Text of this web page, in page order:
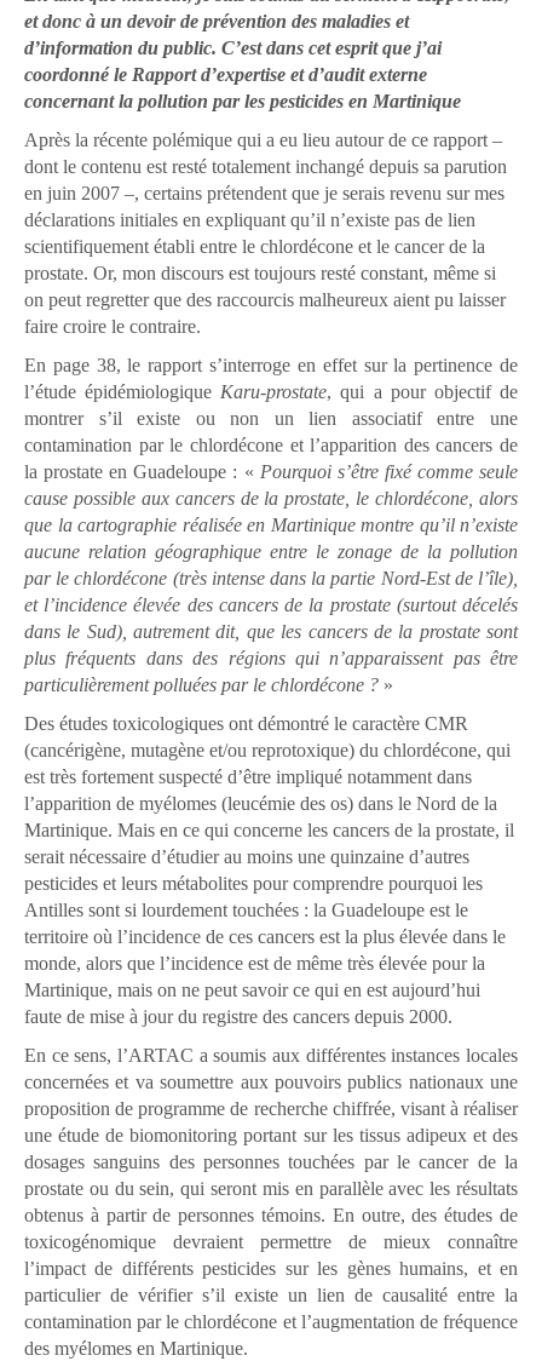
et donc à un devoir de prévention des maladies et
d’information du public. C’est dans cet esprit que j’ai
coordonné le Rapport d’expertise et d’audit externe
concernant la pollution par les pesticides en Martinique
Après la récente polémique qui a eu lieu autour de ce rapport –
dont le contenu est resté totalement inchangé depuis sa parution
en juin 2007 –, certains prétendent que je serais revenu sur mes
déclarations initiales en expliquant qu’il n’existe pas de lien
scientifiquement établi entre le chlordécone et le cancer de la
prostate. Or, mon discours est toujours resté constant, même si
on peut regretter que des raccourcis malheureux aient pu laisser
faire croire le contraire.
En page 38, le rapport s’interroge en effet sur la pertinence de
l’étude épidémiologique Karu-prostate, qui a pour objectif de
montrer s’il existe ou non un lien associatif entre une
contamination par le chlordécone et l’apparition des cancers de
la prostate en Guadeloupe : « Pourquoi s’être fixé comme seule
cause possible aux cancers de la prostate, le chlordécone, alors
que la cartographie réalisée en Martinique montre qu’il n’existe
aucune relation géographique entre le zonage de la pollution
par le chlordécone (très intense dans la partie Nord-Est de l’île),
et l’incidence élevée des cancers de la prostate (surtout décelés
dans le Sud), autrement dit, que les cancers de la prostate sont
plus fréquents dans des régions qui n’apparaissent pas être
particulièrement polluées par le chlordécone ? »
Des études toxicologiques ont démontré le caractère CMR
(cancérigène, mutagène et/ou reprotoxique) du chlordécone, qui
est très fortement suspecté d’être impliqué notamment dans
l’apparition de myélomes (leucémie des os) dans le Nord de la
Martinique. Mais en ce qui concerne les cancers de la prostate, il
serait nécessaire d’étudier au moins une quinzaine d’autres
pesticides et leurs métabolites pour comprendre pourquoi les
Antilles sont si lourdement touchées : la Guadeloupe est le
territoire où l’incidence de ces cancers est la plus élevée dans le
monde, alors que l’incidence est de même très élevée pour la
Martinique, mais on ne peut savoir ce qui en est aujourd’hui
faute de mise à jour du registre des cancers depuis 2000.
En ce sens, l’ARTAC a soumis aux différentes instances locales
concernées et va soumettre aux pouvoirs publics nationaux une
proposition de programme de recherche chiffrée, visant à réaliser
une étude de biomonitoring portant sur les tissus adipeux et des
dosages sanguins des personnes touchées par le cancer de la
prostate ou du sein, qui seront mis en parallèle avec les résultats
obtenus à partir de personnes témoins. En outre, des études de
toxicogénomique devraient permettre de mieux connaître
l’impact de différents pesticides sur les gènes humains, et en
particulier de vérifier s’il existe un lien de causalité entre la
contamination par le chlordécone et l’augmentation de fréquence
des myélomes en Martinique.